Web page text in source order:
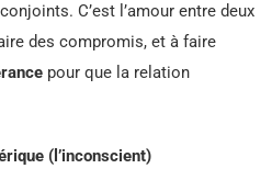
C’est l’amour entre deux
des compromis, et à faire
pour que la relation
(l’inconscient)